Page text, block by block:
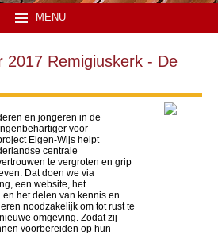
MENU
2017 Remigiuskerk - De
en jongeren in de
voor
Eigen-Wijs helpt
centrale
te vergroten en grip
Dat doen we via
een website, het
het delen van kennis en
noodzakelijk om tot rust te
omgeving. Zodat zij
voorbereiden op hun